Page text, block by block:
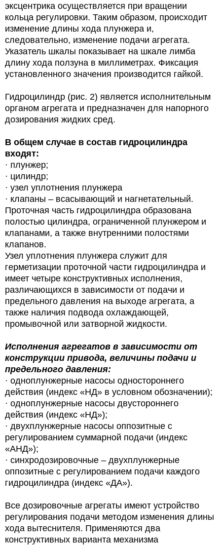
эксцентрика осуществляется при вращении
кольца регулировки. Таким образом, происходит
изменение длины хода плунжера и,
следовательно, изменение подачи агрегата.
Указатель шкалы показывает на шкале лимба
длину хода ползуна в миллиметрах. Фиксация
установленного значения производится гайкой.
Гидроцилиндр (рис. 2) является исполнительным
органом агрегата и предназначен для напорного
дозирования жидких сред.
В общем случае в состав гидроцилиндра
входят:
· плунжер;
· цилиндр;
· узел уплотнения плунжера
· клапаны – всасывающий и нагнетательный.
Проточная часть гидроцилиндра образована
полостью цилиндра, ограниченной плунжером и
клапанами, а также внутренними полостями
клапанов.
Узел уплотнения плунжера служит для
герметизации проточной части гидроцилиндра и
имеет четыре конструктивных исполнения,
различающихся в зависимости от подачи и
предельного давления на выходе агрегата, а
также наличия подвода охлаждающей,
промывочной или затворной жидкости.
Исполнения агрегатов в зависимости от
конструкции привода, величины подачи и
предельного давления:
· одноплунжерные насосы одностороннего
действия (индекс «НД» в условном обозначении);
· одноплунжерные насосы двустороннего
действия (индекс «НД»);
· двухплунжерные насосы оппозитные с
регулированием суммарной подачи (индекс
«АНД»);
· синхродозировочные – двухплунжерные
оппозитные с регулированием подачи каждого
гидроцилиндра (индекс «ДА»).
Все дозировочные агрегаты имеют устройство
регулирования подачи методом изменения длины
хода вытеснителя. Применяются два
конструктивных варианта механизма